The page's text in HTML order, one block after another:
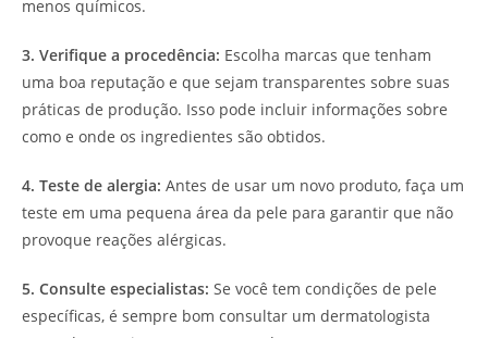
menos químicos.
3. Verifique a procedência: Escolha marcas que tenham
uma boa reputação e que sejam transparentes sobre suas
práticas de produção. Isso pode incluir informações sobre
como e onde os ingredientes são obtidos.
4. Teste de alergia: Antes de usar um novo produto, faça um
teste em uma pequena área da pele para garantir que não
provoque reações alérgicas.
5. Consulte especialistas: Se você tem condições de pele
específicas, é sempre bom consultar um dermatologista